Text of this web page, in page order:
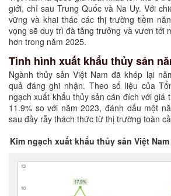
giới, chỉ sau Trung Quốc và Na Uy. Với
vững và khai thác các thị trường tiềm
vọng sẽ duy trì đà tăng trưởng và vươn tới
hơn trong năm 2025.
Tình hình xuất khẩu thủy sản
Ngành thủy sản Việt Nam đã khép lại
quả đáng ghi nhận. Theo số liệu của
ngạch xuất khẩu thủy sản cán đích với giá
11.9% so với năm 2023, đánh dấu một
sau đầy rẫy thách thức từ thị trường toàn
Kim ngạch xuất khẩu thủy sản Việt